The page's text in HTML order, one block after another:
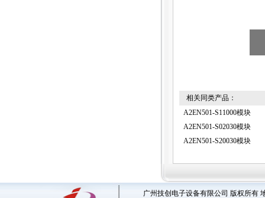
相关同类产品：
A2EN501-S11000模块
A2EN501-S02030模块
A2EN501-S20030模块
广州技创电子设备有限公司 版权所有